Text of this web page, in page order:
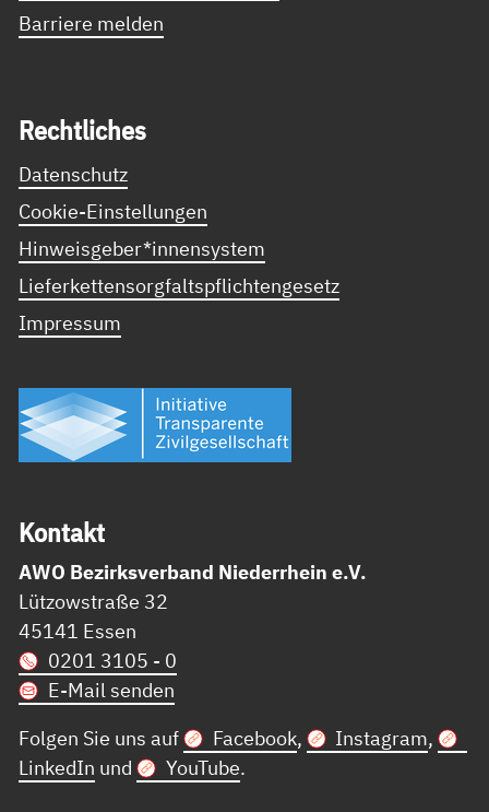
Barriere melden
Recht­li­ches
Datenschutz
Cookie-Einstellungen
Hinweisgeber*innensystem
Lieferkettensorgfaltspflichtengesetz
Impressum
Kon­takt
AWO Bezirksverband Niederrhein e.V.
Lützowstraße 32
45141 Essen
0201 3105 - 0
E-Mail senden
Folgen Sie uns auf
Facebook, Instagram,
LinkedIn und YouTube.